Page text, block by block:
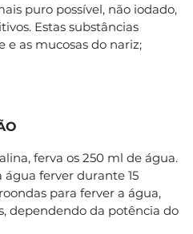
puro possível, não iodado,
Estas substâncias
e as mucosas do nariz;
ferva os 250 ml de água.
água ferver durante 15
para ferver a água,
dependendo da potência do